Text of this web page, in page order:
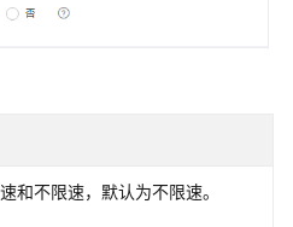
和不限速，默认为不限速。